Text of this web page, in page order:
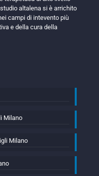
altalena si è arrichito
campi di intevento più
e della cura della
Milano
Milano